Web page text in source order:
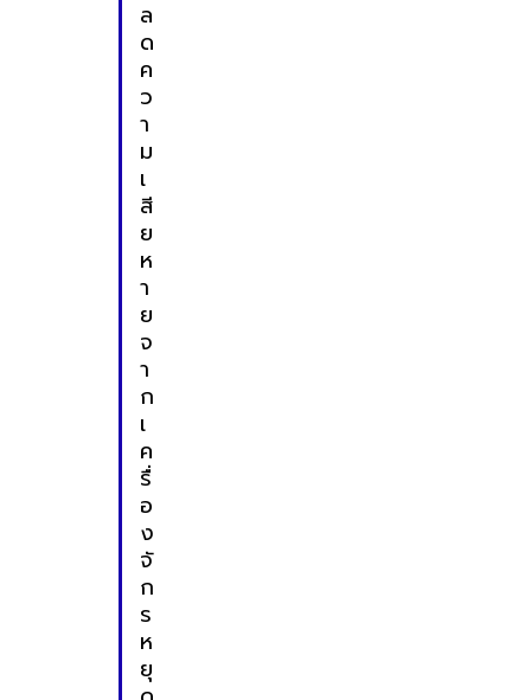
ล
ด
ค
ว
า
ม
เ
สี
ย
ห
า
ย
จ
า
ก
เ
ค
รื่
อ
ง
จั
ก
ร
ห
ยุ